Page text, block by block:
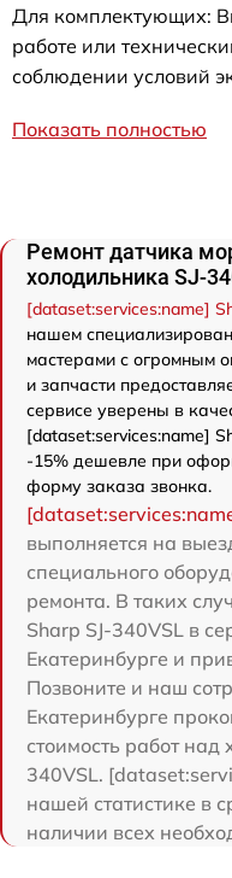
Для комплектующих:
работе или
соблюдении условий
Показать полностью
Ремонт датчика
холодильника SJ-
[dataset:services:name]
нашем
мастерами с огромным
и запчасти
сервисе уверены в
[dataset:services:name]
-15% дешевле при
форму заказа звонка.
выполняется на
специального
ремонта. В таких
Sharp SJ-340VSL в
Екатеринбурге и
Позвоните и наш
Екатеринбурге
стоимость работ над
340VSL.
нашей статистике в
наличии всех